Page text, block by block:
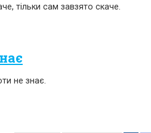
тільки сам завзято скаче.
не знає.